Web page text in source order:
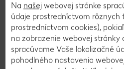
Mak mletý
500 g
(=1 kg 4,98)
-28%
2,49
Na našej webovej stránke
údaje prostredníctvom rôznych
prostredníctvom cookies),
na zobrazenie webovej stránky
spracúvame Vaše lokalizačné
pohodlného nastavenia